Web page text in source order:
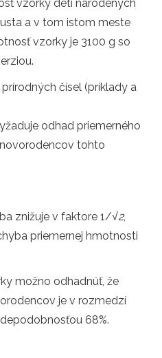
vzorky detí narodených
a v tom istom meste
vzorky je 3100 g so
čísel (príklady a
odhad priemerného
tohto
znižuje v faktore 1/√2,
priemernej hmotnosti
možno odhadnúť, že
je v rozmedzí
68%.